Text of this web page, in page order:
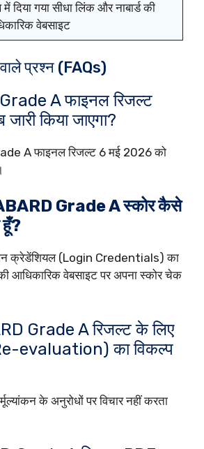
दिया गया सीधा लिंक और नाबार्ड की
वेबसाइट
प्रश्न (FAQs)
A फाइनल रिजल्ट
किया जाएगा?
A फाइनल रिजल्ट 6 मई 2026 को
Grade A स्कोर कैसे
क्रेडेंशियल (Login Credentials) का
आधिकारिक वेबसाइट पर अपना स्कोर चेक
Grade A रिजल्ट के लिए
evaluation) का विकल्प
के अनुरोधों पर विचार नहीं करता